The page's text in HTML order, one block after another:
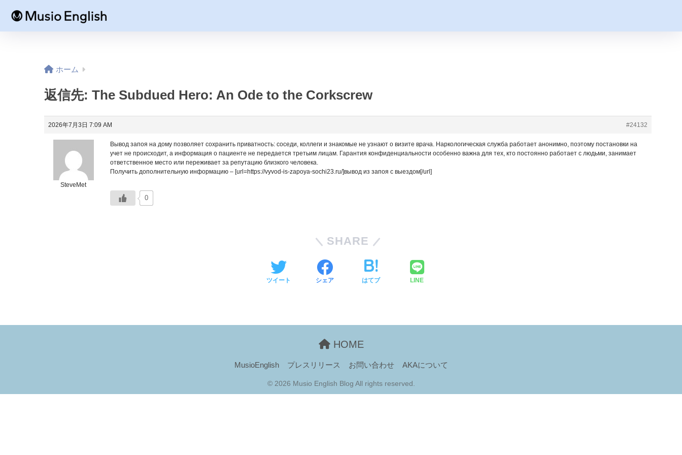
ホーム
返信先: The Subdued Hero: An Ode to the Corkscrew
2026年7月3日 7:09 AM #24132
SteveMet
Вывод запоя на дому позволяет сохранить приватность: соседи, коллеги и знакомые не узнают о визите врача. Наркологическая служба работает анонимно, поэтому постановки на
учет не происходит, а информация о пациенте не передается третьим лицам. Гарантия конфиденциальности особенно важна для тех, кто постоянно работает с людьми, занимает
ответственное место или переживает за репутацию близкого человека.
Получить дополнительную информацию – [url=https://vyvod-is-zapoya-sochi23.ru/]вывод из запоя с выездом[/url]
0
SHARE
ツイート シェア はてブ LINE
HOME
MusioEnglish プレスリリース お問い合わせ AKAについて
© 2026 Musio English Blog All rights reserved.